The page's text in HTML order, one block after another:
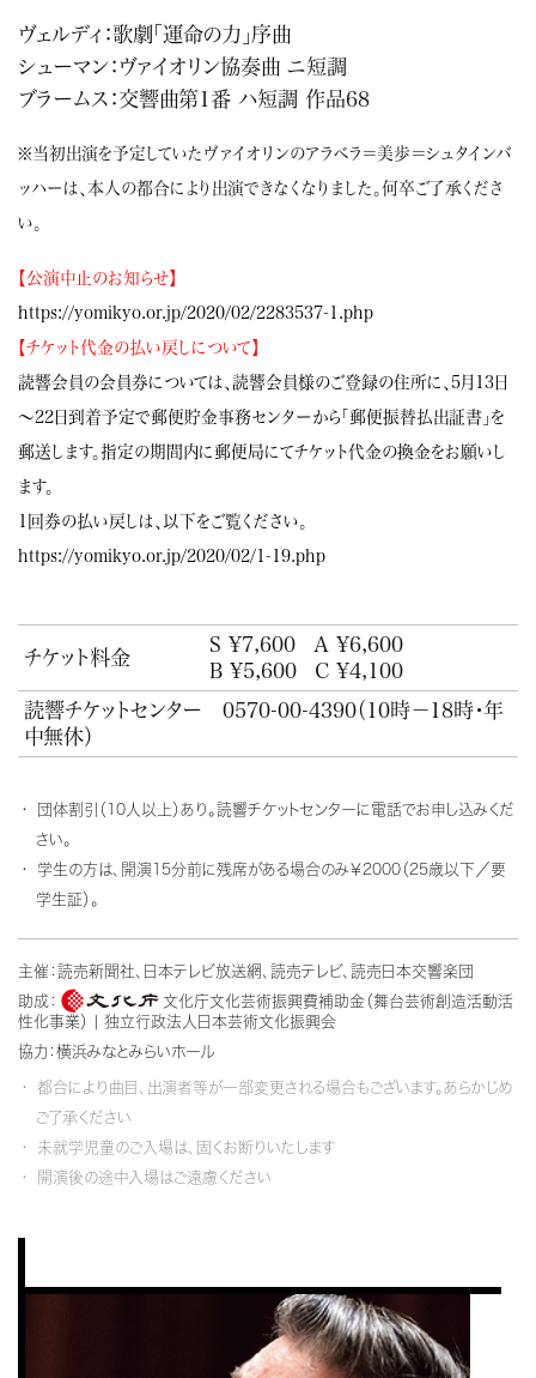
ヴェルディ：歌劇「運命の力」序曲
シューマン：ヴァイオリン協奏曲 ニ短調
ブラームス：交響曲第1番 ハ短調 作品68
※当初出演を予定していたヴァイオリンのアラベラ＝美歩＝シュタインバ
ッハーは、本人の都合により出演できなくなりました。何卒ご了承くださ
い。
【公演中止のお知らせ】
https://yomikyo.or.jp/2020/02/2283537-1.php
【チケット代金の払い戻しについて】
読響会員の会員券については、読響会員様のご登録の住所に、5月13日
～22日到着予定で郵便貯金事務センターから「郵便振替払出証書」を
郵送します。指定の期間内に郵便局にてチケット代金の換金をお願いし
ます。
1回券の払い戻しは、以下をご覧ください。
https://yomikyo.or.jp/2020/02/1-19.php
チケット料金
S ¥7,600
A ¥6,600
B ¥5,600
C ¥4,100
読響チケットセンター 0570-00-4390（10時－18時・年
中無休）
団体割引（10人以上）あり。読響チケットセンターに電話でお申し込みくだ
さい。
学生の方は、開演15分前に残席がある場合のみ￥2000（25歳以下／要
学生証）。
主催：読売新聞社、日本テレビ放送網、読売テレビ、読売日本交響楽団
助成：
文化庁文化芸術振興費補助金（舞台芸術創造活動活
性化事業） | 独立行政法人日本芸術文化振興会
協力：横浜みなとみらいホール
都合により曲目、出演者等が一部変更される場合もございます。あらかじめ
ご了承ください
未就学児童のご入場は、固くお断りいたします
開演後の途中入場はご遠慮ください